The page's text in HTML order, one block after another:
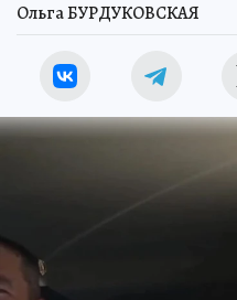
Ольга БУРДУКОВСКАЯ